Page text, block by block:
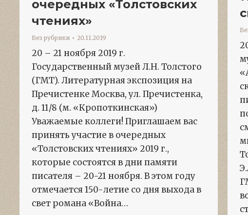
очередных «Толстовских
чтениях»
Без рубрики 20.11.2019
20 – 21 ноября 2019 г.
Государственный музей Л.Н. Толстого
(ГМТ). Литературная экспозиция на
Пречистенке Москва, ул. Пречистенка,
д. 11/8 (м. «Кропоткинская»)
Уважаемые коллеги! Приглашаем вас
принять участие в очередных
«Толстовских чтениях» 2019 г.,
которые состоятся в дни памяти
писателя – 20-21 ноября. В этом году
отмечается 150-летие со дня выхода в
свет романа «Война…